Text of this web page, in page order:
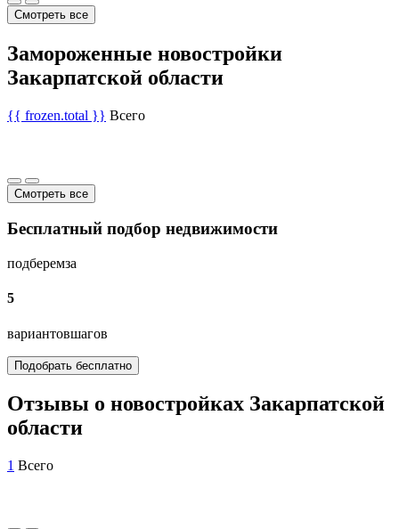
Смотреть все
Замороженные новостройки
Закарпатской области
{{ frozen.total }} Всего
Смотреть все
Бесплатный подбор недвижимости
подберемза
5
вариантовшагов
Подобрать бесплатно
Отзывы о новостройках Закарпатской
области
1 Всего